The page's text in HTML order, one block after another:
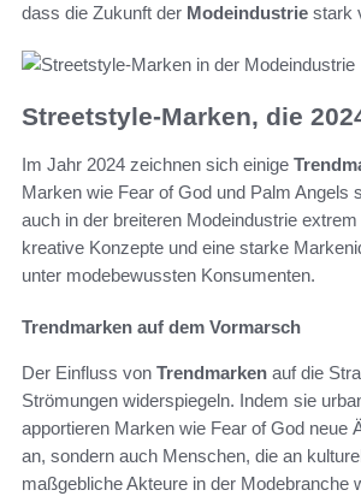
dass die Zukunft der Modeindustrie stark
Streetstyle-Marken, die
Im Jahr 2024 zeichnen sich einige
Marken wie Fear of God und Palm
auch in der breiteren Modeindustrie
kreative Konzepte und eine starke
unter modebewussten Konsumenten.
Trendmarken auf dem Vormarsch
Der Einfluss von Trendmarken auf die
Strömungen widerspiegeln. Indem sie
apportieren Marken wie Fear of God neue
an, sondern auch Menschen, die an
maßgebliche Akteure in der Modebranche